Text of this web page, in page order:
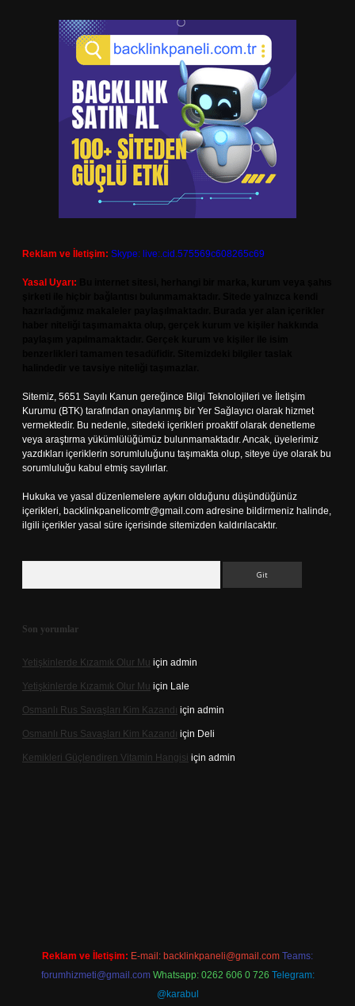
Reklam ve İletişim: Skype: live:.cid.575569c608265c69
Yasal Uyarı:
Sitemiz, 5651 Sayılı Kanun gereğince Bilgi Teknolojileri ve İletişim
Kurumu (BTK) tarafından onaylanmış bir Yer Sağlayıcı olarak hizmet
vermektedir. Bu nedenle, sitedeki içerikleri proaktif olarak denetleme
veya araştırma yükümlülüğümüz bulunmamaktadır. Ancak, üyelerimiz
yazdıkları içeriklerin sorumluluğunu taşımakta olup, siteye üye olarak bu
sorumluluğu kabul etmiş sayılırlar.
Hukuka ve yasal düzenlemelere aykırı olduğunu düşündüğünüz
içerikleri, backlinkpanelicomtr@gmail.com adresine bildirmeniz halinde,
ilgili içerikler yasal süre içerisinde sitemizden kaldırılacaktır.
Son yorumlar
Yetişkinlerde Kızamık Olur Mu için admin
Yetişkinlerde Kızamık Olur Mu için Lale
Osmanlı Rus Savaşları Kim Kazandı için admin
Osmanlı Rus Savaşları Kim Kazandı için Deli
Kemikleri Güçlendiren Vitamin Hangisi için admin
Reklam ve İletişim: E-mail: backlinkpaneli@gmail.com Teams:
forumhizmeti@gmail.com Whatsapp: 0262 606 0 726 Telegram:
@karabul